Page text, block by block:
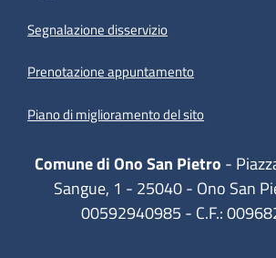
Segnalazione disservizio
Prenotazione appuntamento
Piano di miglioramento del sito
Comune di Ono San Pietro -
Sangue, 1 - 25040 - Ono San
00592940985 - C.F.: